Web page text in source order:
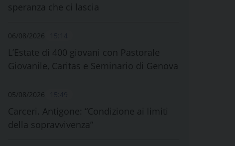
speranza che ci lascia
06/08/2026
L’Estate di 400 giovani con Pastorale
Giovanile, Caritas e Seminario di Genova
05/08/2026
Carceri. Antigone: “Condizione ai limiti
della sopravvivenza”